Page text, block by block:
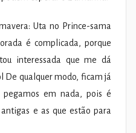
Uta no Prince-sama
é complicada, porque
interessada que me dá
De qualquer modo, ficam já
em nada, pois é
e as que estão para